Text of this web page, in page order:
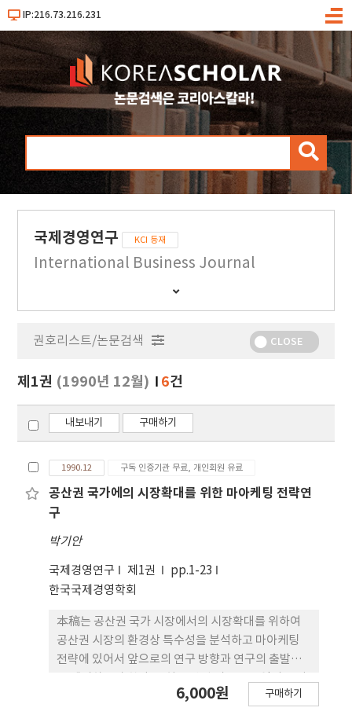
IP:216.73.216.231
메
검
국제경영연구 KCI 등재
International Business Journal
간
행
보
기
권호리스트/논문검색 CLOSE
제1권 (1990년 12월) 6건
내보내기 구매하기
1990.12 구독 인증기관 무료, 개인회원 유료
공산권 국가에의 시장확대를 위한 마아케팅 전략연
구
박기안
국제경영연구 제1권
pp.1-23
한국국제경영학회
本稿는 공산권 국가 시장에서의 시장확대를 위하여
공산권 시장의 환경상 특수성을 분석하고 마아케팅
전략에 있어서 앞으로의 연구 방향과 연구의 출발점
상 전략의 중점이 달라질 수 밖에 없고, 또 달라져야만
6,000원 구매하기